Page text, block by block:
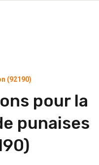
(92190)
pour la
punaises